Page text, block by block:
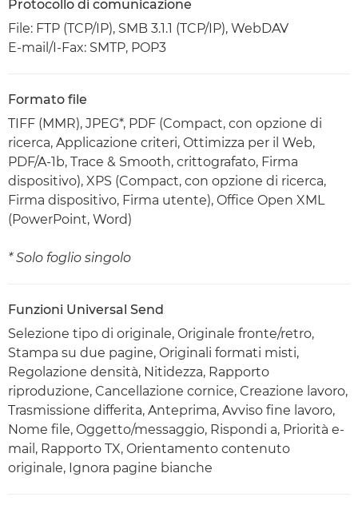
Protocollo di comunicazione
File: FTP (TCP/IP), SMB 3.1.1 (TCP/IP), WebDAV
E-mail/I-Fax: SMTP, POP3
Formato file
TIFF (MMR), JPEG*, PDF (Compact, con opzione di
ricerca, Applicazione criteri, Ottimizza per il Web,
PDF/A-1b, Trace & Smooth, crittografato, Firma
dispositivo), XPS (Compact, con opzione di ricerca,
Firma dispositivo, Firma utente), Office Open XML
(PowerPoint, Word)
* Solo foglio singolo
Funzioni Universal Send
Selezione tipo di originale, Originale fronte/retro,
Stampa su due pagine, Originali formati misti,
Regolazione densità, Nitidezza, Rapporto
riproduzione, Cancellazione cornice, Creazione lavoro,
Trasmissione differita, Anteprima, Avviso fine lavoro,
Nome file, Oggetto/messaggio, Rispondi a, Priorità e-
mail, Rapporto TX, Orientamento contenuto
originale, Ignora pagine bianche